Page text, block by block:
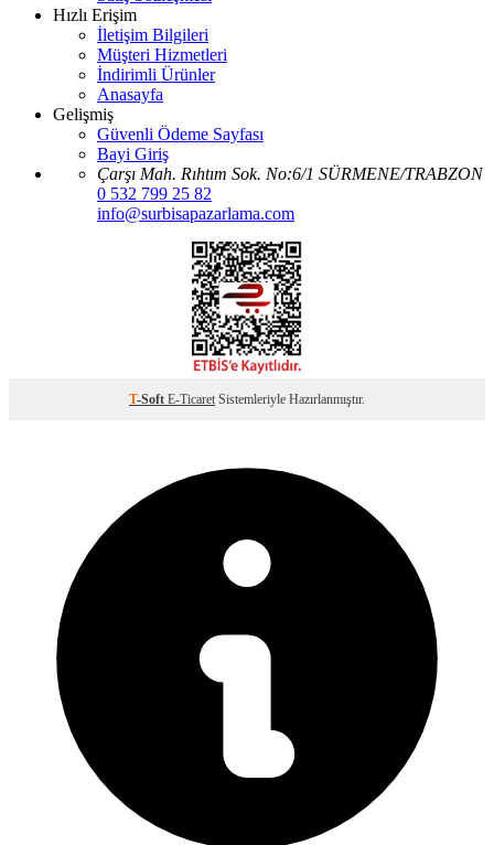
Hızlı Erişim
İletişim Bilgileri
Müşteri Hizmetleri
İndirimli Ürünler
Anasayfa
Gelişmiş
Güvenli Ödeme Sayfası
Bayi Giriş
Çarşı Mah. Rıhtım Sok. No:6/1 SÜRMENE/TRABZON
0 532 799 25 82
info@surbisapazarlama.com
T-Soft E-Ticaret Sistemleriyle Hazırlanmıştır.